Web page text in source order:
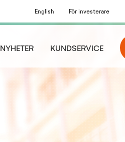
English För investerare
NYHETER KUNDSERVICE